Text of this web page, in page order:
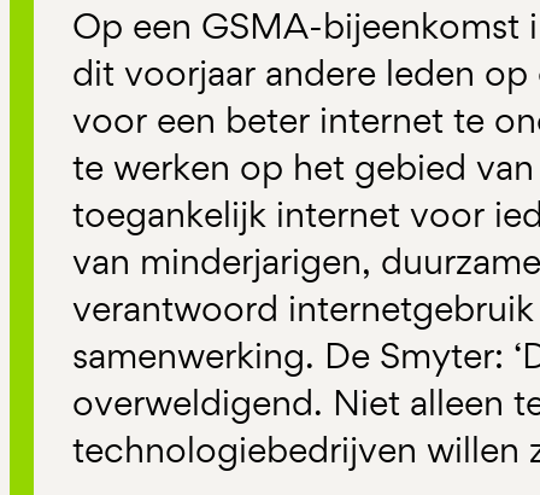
Op een GSMA-bijeenkomst
dit voorjaar andere leden
voor een beter internet te
te werken op het gebied
toegankelijk internet voor
van minderjarigen,
verantwoord
samenwerking. De Smyter:
overweldigend. Niet alleen
technologiebedrijven willen